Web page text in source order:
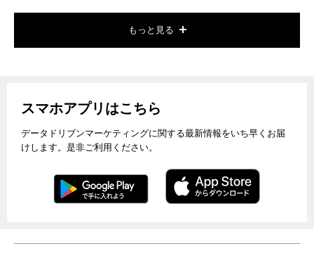
もっと見る
スマホアプリはこちら
データドリブンマーケティングに関する最新情報をいち早くお届
けします。是非ご利用ください。